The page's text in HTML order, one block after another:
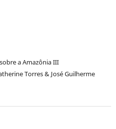
a Amazônia III
Torres & José Guilherme